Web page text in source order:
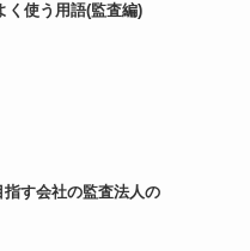
く使う用語(監査編)
指す会社の監査法人の